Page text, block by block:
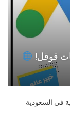
قوقل!
في السعودية